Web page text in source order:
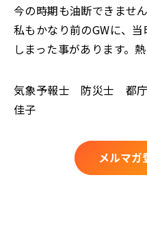
今の時期も油断できません
私もかなり前のGWに、
しまった事があります。
気象予報士 防災士 都
佳子
メルマガ